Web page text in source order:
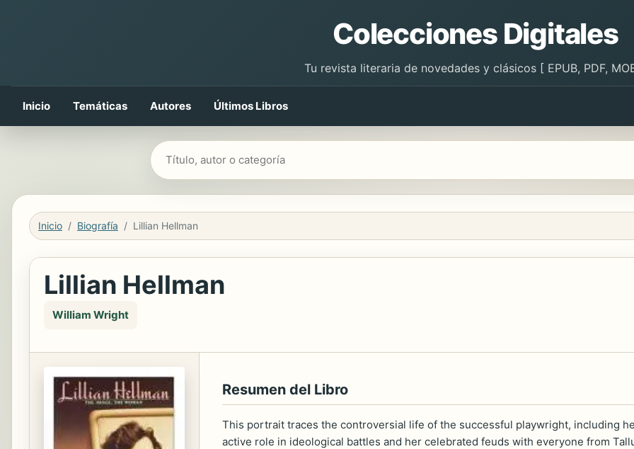
Colecciones Digitales
Tu revista literaria de novedades y clásicos [ EPUB, PDF,
Inicio Temáticas Autores Últimos Libros
Buscar libros
Inicio Biografía Lillian Hellman
Lillian Hellman
William Wright
Resumen del Libro
This portrait traces the controversial life of the successful playwright, including
active role in ideological battles and her celebrated feuds with everyone from